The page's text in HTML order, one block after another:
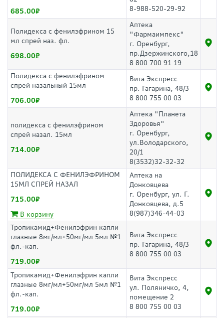
685.00
8-988-520-29-92
Полидекса с фенилэфрином 15
мл спрей наз. фл.
698.00
Аптека
"Фармаимпекс"
г. Оренбург,
пр.Дзержинского,18
8 800 700 91 19
Полидекса с фенилэфрином
спрей назальный 15мл
706.00
Вита Экспресс
пр. Гагарина, 48/3
8 800 755 00 03
полидекса с фенилэфрином
спрей назал. 15мл
714.00
Аптека "Планета
Здоровья"
г. Оренбург,
ул.Володарского,
20/1
8(3532)32-32-32
ПОЛИДЕКСА С ФЕНИЛЭФРИНОМ
15МЛ СПРЕЙ НАЗАЛ
715.00
В корзину
Аптека на
Донковцева
г. Оренбург, ул. Г.
Донковцева, д.5
8(987)346-44-03
Тропикамид+Фенилэфрин капли
глазные 8мг/мл+50мг/мл 5мл №1
фл.-кап.
719.00
Вита Экспресс
пр. Гагарина, 48/3
8 800 755 00 03
Тропикамид+Фенилэфрин капли
глазные 8мг/мл+50мг/мл 5мл №1
фл.-кап.
719.00
Вита Экспресс
ул. Поляничко, 4,
помещение 2
8 800 755 00 03